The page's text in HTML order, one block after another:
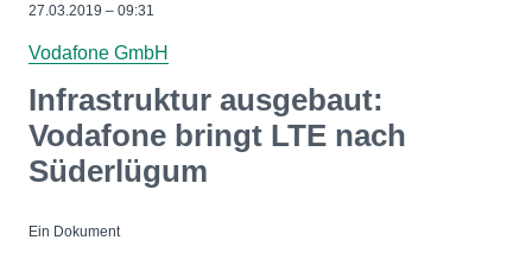
27.03.2019 – 09:31
Vodafone GmbH
Infrastruktur ausgebaut:
Vodafone bringt LTE nach
Süderlügum
Ein Dokument